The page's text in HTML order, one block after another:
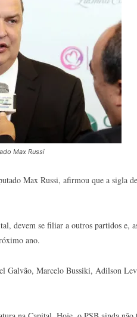
Max Russi
Max Russi, afirmou que a sigla
devem se filiar a outros partidos e,
ano.
Galvão, Marcelo Bussiki, Adilson